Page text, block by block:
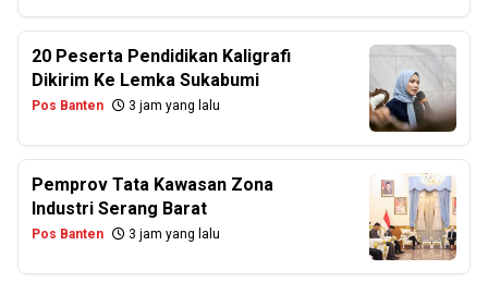
20 Peserta Pendidikan Kaligrafi
Dikirim Ke Lemka Sukabumi
Pos Banten 3 jam yang lalu
Pemprov Tata Kawasan Zona
Industri Serang Barat
Pos Banten 3 jam yang lalu